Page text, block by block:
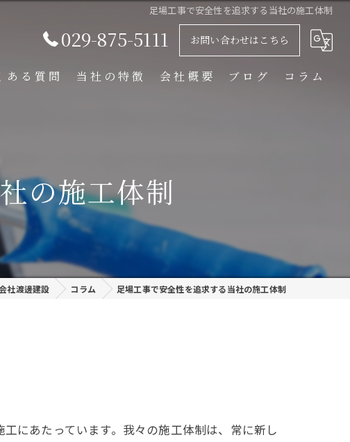
足場工事で安全性を追求する当社の施工体制
029-875-5111 お問い合わせはこちら
ある質問 当社の特徴
プラント工事
リース
会社概要 ブログ コラム
の施工体制
社渡邊建設 コラム 足場工事で安全性を追求する当社の施工体制
にあたっています。我々の施工体制は、常に新し